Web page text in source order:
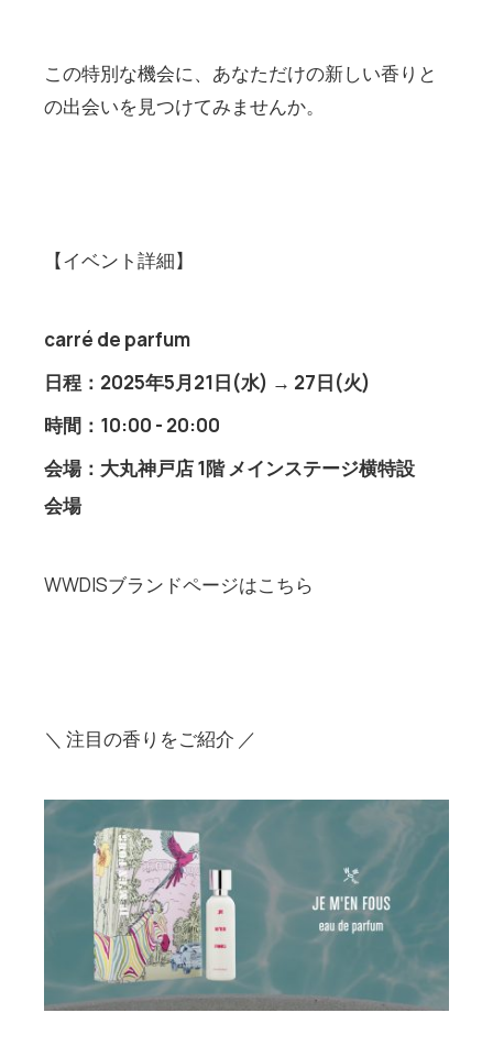
この特別な機会に、あなただけの新しい香りと
の出会いを見つけてみませんか。
【イベント詳細】
carré de parfum
日程：2025年5月21日(水) → 27日(火)
時間：10:00 - 20:00
会場：大丸神戸店 1階 メインステージ横特設
会場
WWDISブランドページはこちら
＼ 注目の香りをご紹介 ／